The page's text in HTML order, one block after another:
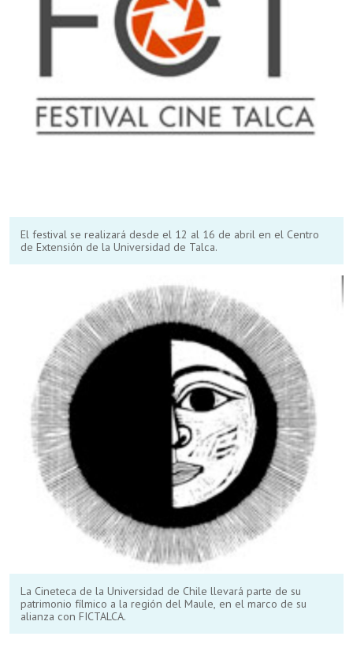
El festival se realizará desde el 12 al 16 de abril en el Centro
de Extensión de la Universidad de Talca.
La Cineteca de la Universidad de Chile llevará parte de su
patrimonio fílmico a la región del Maule, en el marco de su
alianza con FICTALCA.